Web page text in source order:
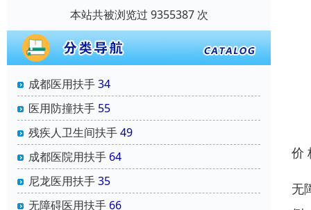
本站共被浏览过 9355387 次
成都医用扶手34
医用防撞扶手 55
残疾人卫生间扶手49
成都医院用扶手 64
尼龙医用扶手35
无障碍医用扶手 66
价
无